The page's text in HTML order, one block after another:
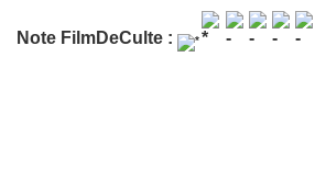
Note FilmDeCulte :